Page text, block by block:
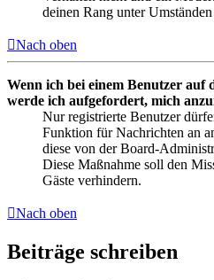
deinen Rang unter
Nach oben
Wenn ich bei einem Benutzer
werde ich aufgefordert, mich
Nur registrierte Benutzer
Funktion für Nachrichten an
diese von der Board-
Diese Maßnahme soll den
Gäste verhindern.
Nach oben
Beiträge schreiben